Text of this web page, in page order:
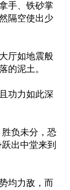
手、铁砂掌
隔空使出少
厅如地震般
的泥土。
功力如此深
负未分，恐
出中堂来到
均力敌，而